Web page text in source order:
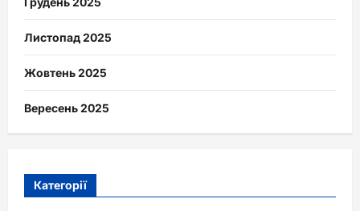
Листопад 2025
Жовтень 2025
Вересень 2025
Категорії